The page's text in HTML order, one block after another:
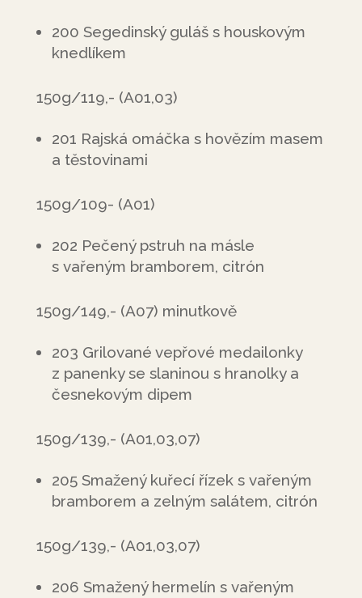
200 Segedinský guláš s houskovým
knedlíkem
150g/119,- (A01,03)
201 Rajská omáčka s hovězím masem
a těstovinami
150g/109- (A01)
202 Pečený pstruh na másle
s vařeným bramborem, citrón
150g/149,- (A07) minutkově
203 Grilované vepřové medailonky
z panenky se slaninou s hranolky a
česnekovým dipem
150g/139,- (A01,03,07)
205 Smažený kuřecí řízek s vařeným
bramborem a zelným salátem, citrón
150g/139,- (A01,03,07)
206 Smažený hermelín s vařeným